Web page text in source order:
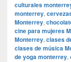
culturales
monterrey,
Monterrey,
cine para mujeres
Monterrey, clases
clases de música
de yoga monterrey,